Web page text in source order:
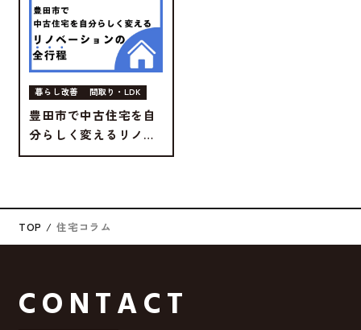
暮らし改善 間取り・LDK
豊田市で中古住宅を自
分らしく変えるリノベ
ーションの全行程
TOP 住宅コラム
CONTACT